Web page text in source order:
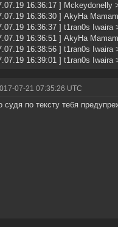
16:36:17 ] Mckeydonelly
16:36:30 ] AkyHa
16:36:37 ] t1ran0s Iwaira
16:36:51 ] AkyHa
16:38:56 ] t1ran0s Iwaira
16:39:01 ] t1ran0s Iwaira
07-21 07:35:26 UTC
судя по тексту тебя